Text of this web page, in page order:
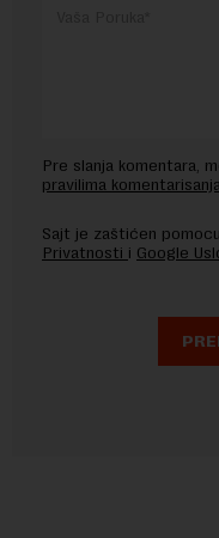
Pre slanja komentara,
pravilima
Sajt je zaštićen
Privatnosti i Google